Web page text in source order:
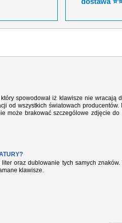
spowodował iż klawisze nie wracają
od wszystkich światowach producentów.
może brakować szczególowe zdjęcie do
oraz dublowanie tych samych
klawisze.